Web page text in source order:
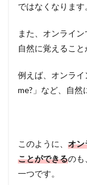
ではなくなります
また、オンライ
自然に覚えること
例えば、オンラ
me?」など、自然
このように、 オン
ことができるのも
一つです。